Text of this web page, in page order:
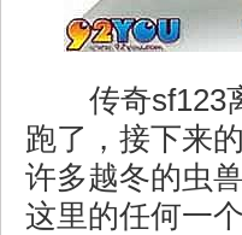
传奇sf123
跑了，接下来
许多越冬的虫
这里的任何一